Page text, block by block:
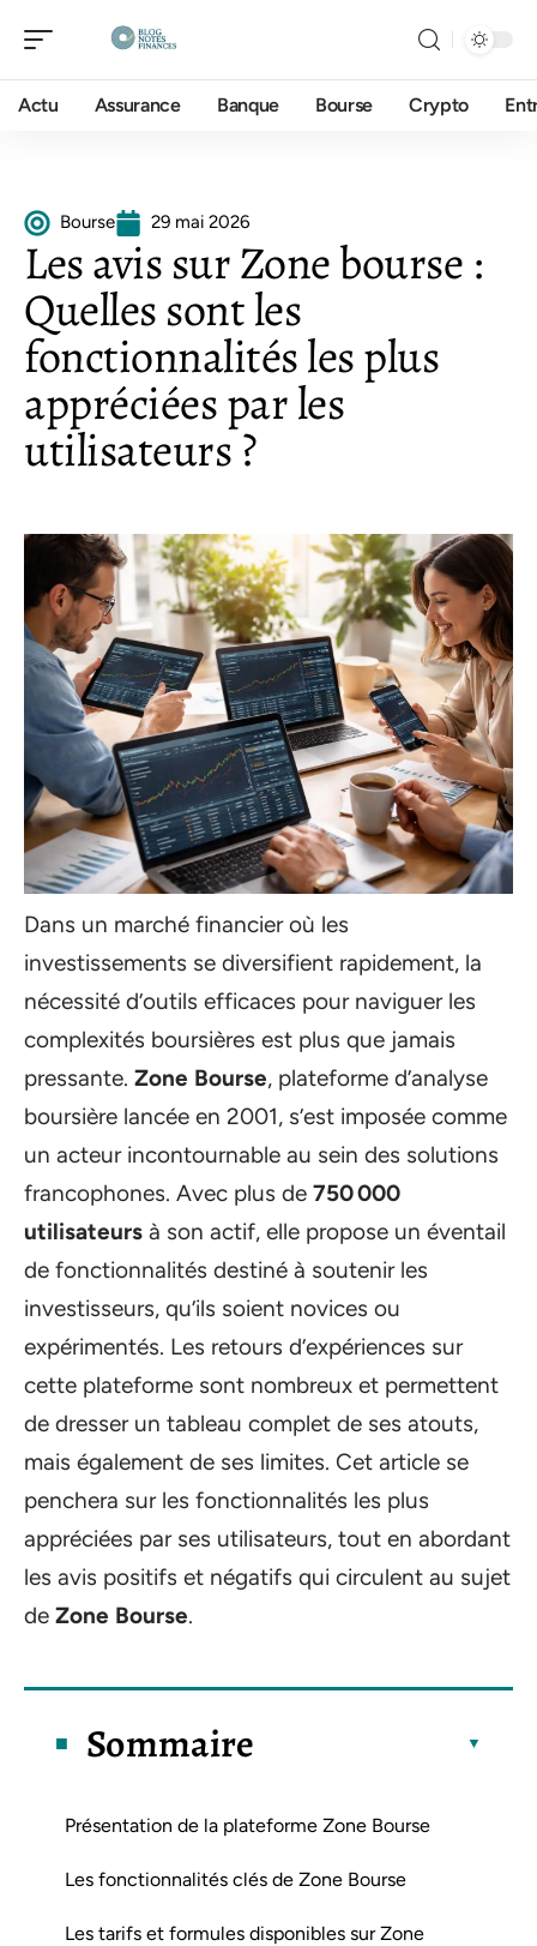
Actu Assurance Banque Bourse Crypto
Bourse 29 mai 2026
Les avis sur Zone bourse :
Quelles sont les
fonctionnalités les plus
appréciées par les
utilisateurs ?
Dans un marché financier où les
investissements se diversifient rapidement, la
nécessité d’outils efficaces pour naviguer les
complexités boursières est plus que jamais
pressante. Zone Bourse, plateforme d’analyse
boursière lancée en 2001, s’est imposée comme
un acteur incontournable au sein des solutions
francophones. Avec plus de 750 000
utilisateurs à son actif, elle propose un éventail
de fonctionnalités destiné à soutenir les
investisseurs, qu’ils soient novices ou
expérimentés. Les retours d’expériences sur
cette plateforme sont nombreux et permettent
de dresser un tableau complet de ses atouts,
mais également de ses limites. Cet article se
penchera sur les fonctionnalités les plus
appréciées par ses utilisateurs, tout en abordant
les avis positifs et négatifs qui circulent au sujet
de Zone Bourse.
Sommaire
Présentation de la plateforme Zone Bourse
Les fonctionnalités clés de Zone Bourse
Les tarifs et formules disponibles sur Zone